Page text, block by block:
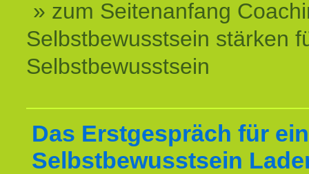
» zum Seitenanfang
Selbstbewusstsein stärken
Selbstbewusstsein
Das Erstgespräch für
Selbstbewusstsein